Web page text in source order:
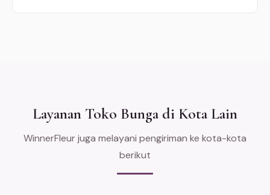
Layanan Toko Bunga di Kota Lain
WinnerFleur juga melayani pengiriman ke kota-kota
berikut